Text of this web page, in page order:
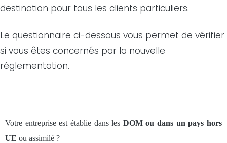
destination pour tous les clients particuliers.
Le questionnaire ci-dessous vous permet de vérifier
si vous êtes concernés par la nouvelle
réglementation.
Votre entreprise est établie dans les DOM ou dans un pays hors
UE ou assimilé ?